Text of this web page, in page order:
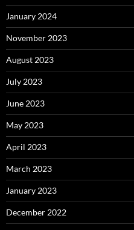
January 2024
November 2023
August 2023
July 2023
June 2023
May 2023
April 2023
March 2023
January 2023
December 2022